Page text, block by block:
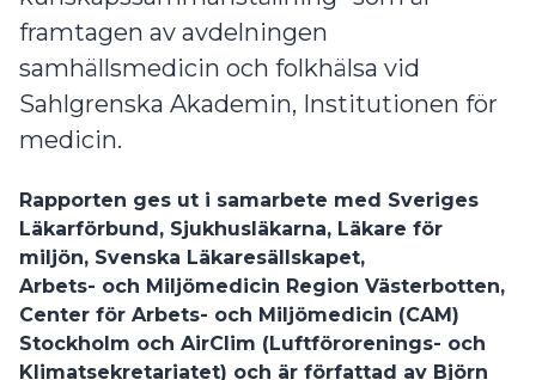
framtagen av avdelningen
samhällsmedicin och folkhälsa vid
Sahlgrenska Akademin, Institutionen för
medicin.
Rapporten ges ut i samarbete med Sveriges
Läkarförbund, Sjukhusläkarna, Läkare för
miljön, Svenska Läkaresällskapet,
Arbets- och Miljömedicin Region Västerbotten,
Center för Arbets- och Miljömedicin (CAM)
Stockholm och AirClim (Luftförorenings- och
Klimatsekretariatet) och är författad av Björn